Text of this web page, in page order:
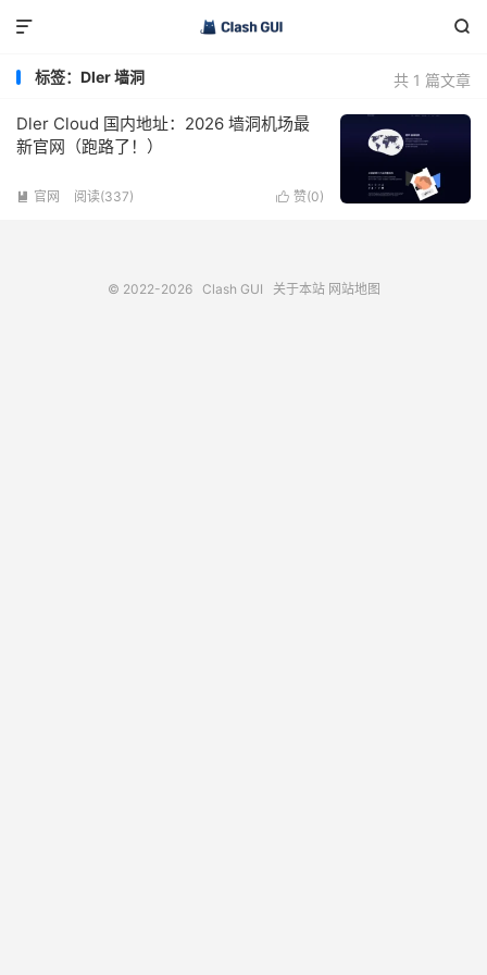


共 1 篇文章
标签：Dler 墙洞
Dler Cloud 国内地址：2026 墙洞机场最
新官网（跑路了！）
 赞(0)
 官网 阅读(337)
© 2022-2026 Clash GUI 关于本站 网站地图